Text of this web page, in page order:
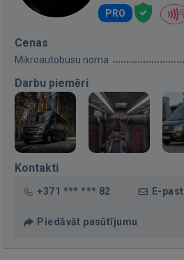
PRO
Cenas
Mikroautobusu noma
Darbu piemēri
Kontakti
+371 *** *** 82 E-
Piedāvāt pasūtījumu